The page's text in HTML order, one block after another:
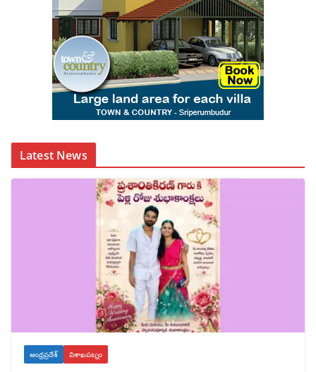
Latest News
ఆంధ్రప్రదేశ్ విశాఖపట్నం